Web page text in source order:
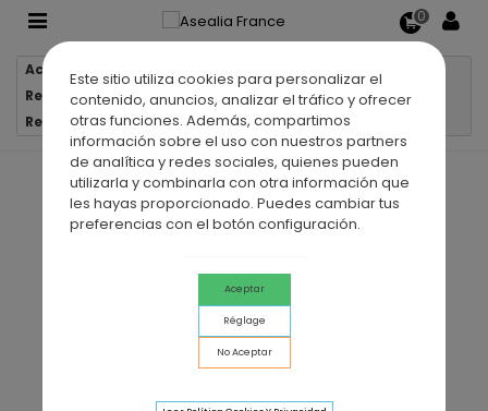
Este sitio utiliza cookies para personalizar el
contenido, anuncios, analizar el tráfico y ofrecer
otras funciones. Además, compartimos
información sobre el uso con nuestros partners
de analítica y redes sociales, quienes pueden
utilizarla y combinarla con otra información que
les hayas proporcionado. Puedes cambiar tus
preferencias con el botón configuración.
Aceptar
Réglage
No Aceptar
0
Accueil
Receveurs de douche en résine
Receveur de douche en résine PISCES